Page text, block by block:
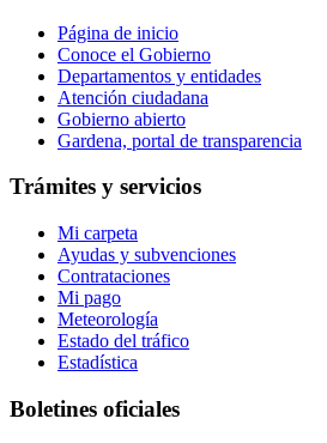
Página de inicio
Conoce el Gobierno
Departamentos y entidades
Atención ciudadana
Gobierno abierto
Gardena, portal de transparencia
Trámites y servicios
Mi carpeta
Ayudas y subvenciones
Contrataciones
Mi pago
Meteorología
Estado del tráfico
Estadística
Boletines oficiales